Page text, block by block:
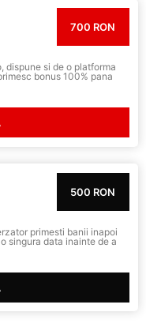
700 RON
dispune si de o platforma
bonus 100% pana
500 RON
primesti banii inapoi
singura data inainte de a